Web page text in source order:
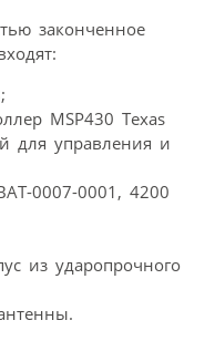
законченное
MSP430 Texas
для управления и
0007-0001, 4200
из ударопрочного